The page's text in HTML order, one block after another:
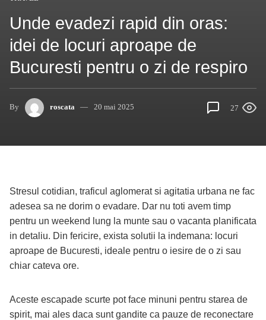
Unde evadezi rapid din oras:
idei de locuri aproape de
Bucuresti pentru o zi de respiro
By roscata 20 mai 2025 27
Stresul cotidian, traficul aglomerat si agitatia urbana ne fac
adesea sa ne dorim o evadare. Dar nu toti avem timp
pentru un weekend lung la munte sau o vacanta planificata
in detaliu. Din fericire, exista solutii la indemana: locuri
aproape de Bucuresti, ideale pentru o iesire de o zi sau
chiar cateva ore.
Aceste escapade scurte pot face minuni pentru starea de
spirit, mai ales daca sunt gandite ca pauze de reconectare